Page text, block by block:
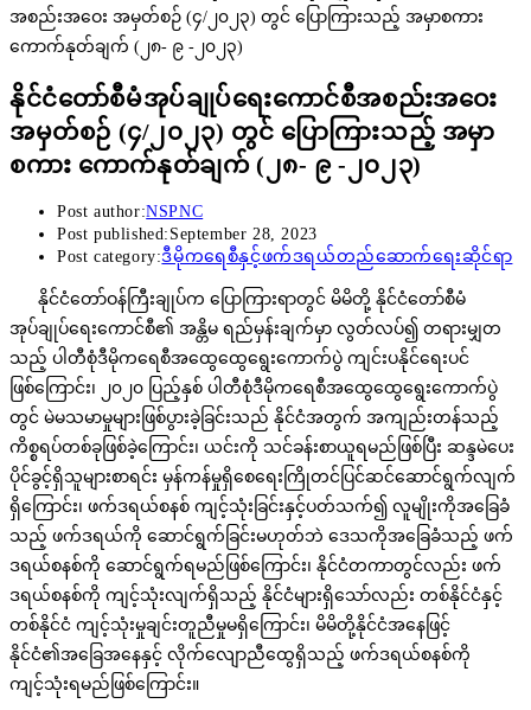
နိုင်ငံတော်စီမံအုပ်ချုပ်ရေးကောင်စီအစည်းအဝေး
အမှတ်စဉ် (၄/၂၀၂၃) တွင် ပြောကြားသည့် အမှာ
စကား ကောက်နုတ်ချက် (၂၈- ၉ -၂၀၂၃)
Post author:NSPNC
Post published: September 28, 2023
Post category:ဒီမိုကရေစီနှင့်ဖက်ဒရယ်တည်ဆောက်ရေးဆိုင်ရာ
နိုင်ငံတော်ဝန်ကြီးချုပ်က ပြောကြားရာတွင် မိမိတို့ နိုင်ငံတော်စီမံ
အုပ်ချုပ်ရေးကောင်စီ၏ အန္တိမ ရည်မှန်းချက်မှာ လွတ်လပ်၍ တရားမျှတ
သည့် ပါတီစုံဒီမိုကရေစီအထွေထွေရွေးကောက်ပွဲ ကျင်းပနိုင်ရေးပင်
ဖြစ်ကြောင်း၊ ၂၀၂၀ ပြည့်နှစ် ပါတီစုံဒီမိုကရေစီအထွေထွေရွေးကောက်ပွဲ
တွင် မဲမသမာမှုများဖြစ်ပွားခဲ့ခြင်းသည် နိုင်ငံအတွက် အကျည်းတန်သည့်
ကိစ္စရပ်တစ်ခုဖြစ်ခဲ့ကြောင်း၊ ယင်းကို သင်ခန်းစာယူရမည်ဖြစ်ပြီး ဆန္ဒမဲပေး
ပိုင်ခွင့်ရှိသူများစာရင်း မှန်ကန်မှုရှိစေရေးကြိုတင်ပြင်ဆင်ဆောင်ရွက်လျက်
ရှိကြောင်း၊ ဖက်ဒရယ်စနစ် ကျင့်သုံးခြင်းနှင့်ပတ်သက်၍ လူမျိုးကိုအခြေခံ
သည့် ဖက်ဒရယ်ကို ဆောင်ရွက်ခြင်းမဟုတ်ဘဲ ဒေသကိုအခြေခံသည့် ဖက်
ဒရယ်စနစ်ကို ဆောင်ရွက်ရမည်ဖြစ်ကြောင်း၊ နိုင်ငံတကာတွင်လည်း ဖက်
ဒရယ်စနစ်ကို ကျင့်သုံးလျက်ရှိသည့် နိုင်ငံများရှိသော်လည်း တစ်နိုင်ငံနှင့်
တစ်နိုင်ငံ ကျင့်သုံးမှုချင်းတူညီမှုမရှိကြောင်း၊ မိမိတို့နိုင်ငံအနေဖြင့်
နိုင်ငံ၏အခြေအနေနှင့် လိုက်လျောညီထွေရှိသည့် ဖက်ဒရယ်စနစ်ကို
ကျင့်သုံးရမည်ဖြစ်ကြောင်း။